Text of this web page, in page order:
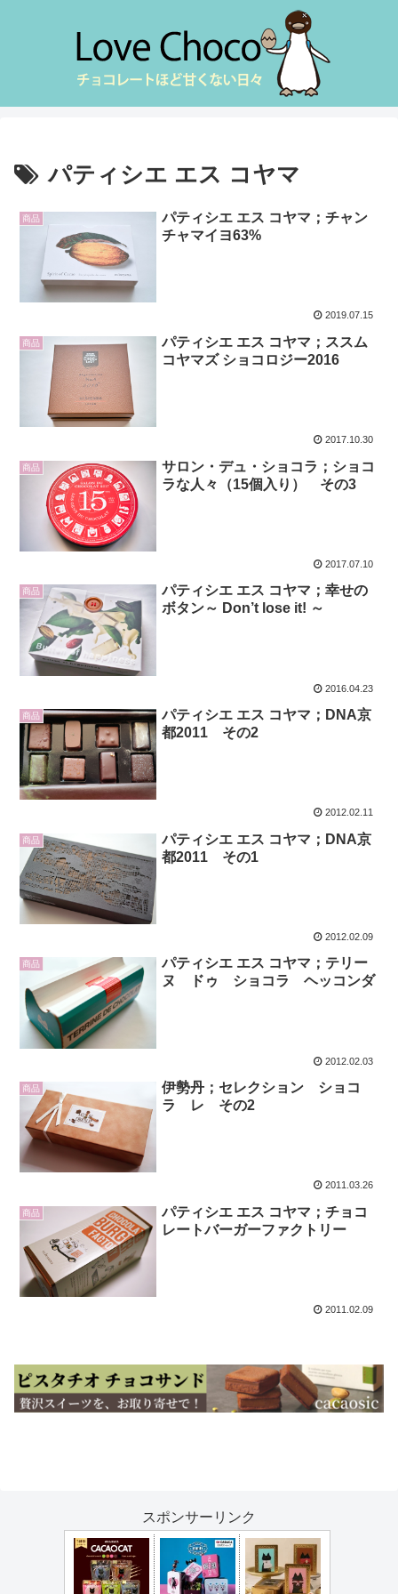
パティシエ エス コヤマ
商品
パティシエ エス コヤマ；チャン
チャマイヨ63%
2019.07.15
商品
パティシエ エス コヤマ；ススム
コヤマズ ショコロジー2016
2017.10.30
商品
サロン・デュ・ショコラ；ショコ
ラな人々（15個入り） その3
2017.07.10
商品
パティシエ エス コヤマ；幸せの
ボタン～ Don’t lose it! ～
2016.04.23
商品
パティシエ エス コヤマ；DNA京
都2011 その2
2012.02.11
商品
パティシエ エス コヤマ；DNA京
都2011 その1
2012.02.09
商品
パティシエ エス コヤマ；テリー
ヌ ドゥ ショコラ ヘッコンダ
2012.02.03
商品
伊勢丹；セレクション ショコ
ラ レ その2
2011.03.26
商品
パティシエ エス コヤマ；チョコ
レートバーガーファクトリー
2011.02.09
スポンサーリンク